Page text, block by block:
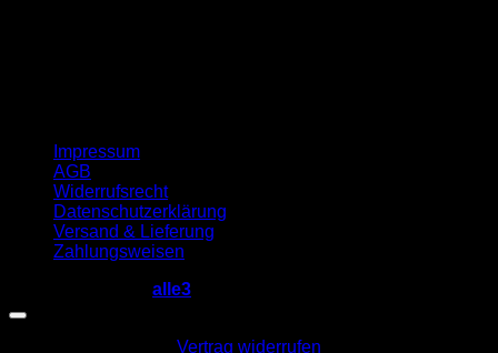
Impressum
AGB
Widerrufsrecht
Datenschutzerklärung
Versand & Lieferung
Zahlungsweisen
alle3
Vertrag widerrufen